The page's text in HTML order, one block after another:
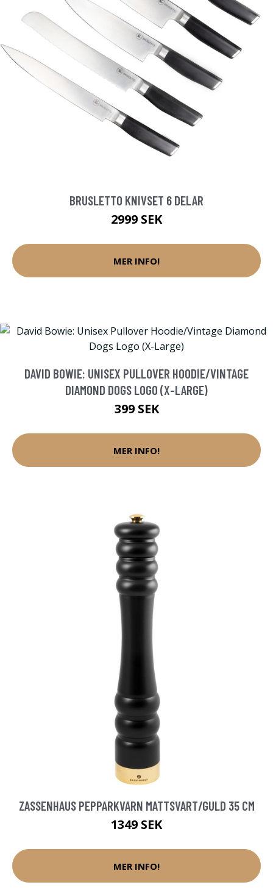
BRUSLETTO KNIVSET 6 DELAR
2999 SEK
MER INFO!
DAVID BOWIE: UNISEX PULLOVER HOODIE/VINTAGE
DIAMOND DOGS LOGO (X-LARGE)
399 SEK
MER INFO!
ZASSENHAUS PEPPARKVARN MATTSVART/GULD 35 CM
1349 SEK
MER INFO!